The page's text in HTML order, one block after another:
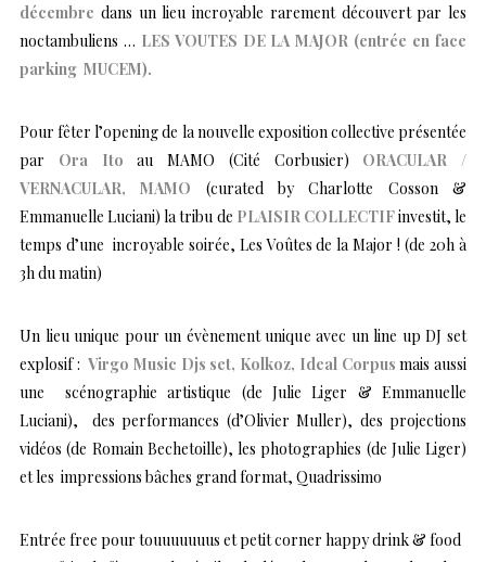
décembre dans un lieu incroyable rarement découvert par les
noctambuliens … LES VOUTES DE LA MAJOR (entrée en face
parking MUCEM).
Pour fêter l’opening de la nouvelle exposition collective présentée
par Ora Ito au MAMO (Cité Corbusier) ORACULAR /
VERNACULAR, MAMO (curated by Charlotte Cosson &
Emmanuelle Luciani) la tribu de PLAISIR COLLECTIFinvestit, le
temps d’une incroyable soirée, Les Voûtes de la Major ! (de 20h à
3h du matin)
Un lieu unique pour un évènement unique avec un line up DJ set
explosif :Virgo Music Djs set, Kolkoz, Ideal Corpus mais aussi
une scénographie artistique (de Julie Liger & Emmanuelle
Luciani), des performances (d’Olivier Muller), des projections
vidéos (de Romain Bechetoille), les photographies (de Julie Liger)
et les impressions bâches grand format, Quadrissimo
Entrée free pour touuuuuuus et petit corner happy drink & food